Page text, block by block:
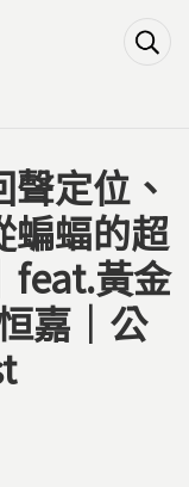
聲定位、
蝙蝠的超
feat.黃金
嘉｜公